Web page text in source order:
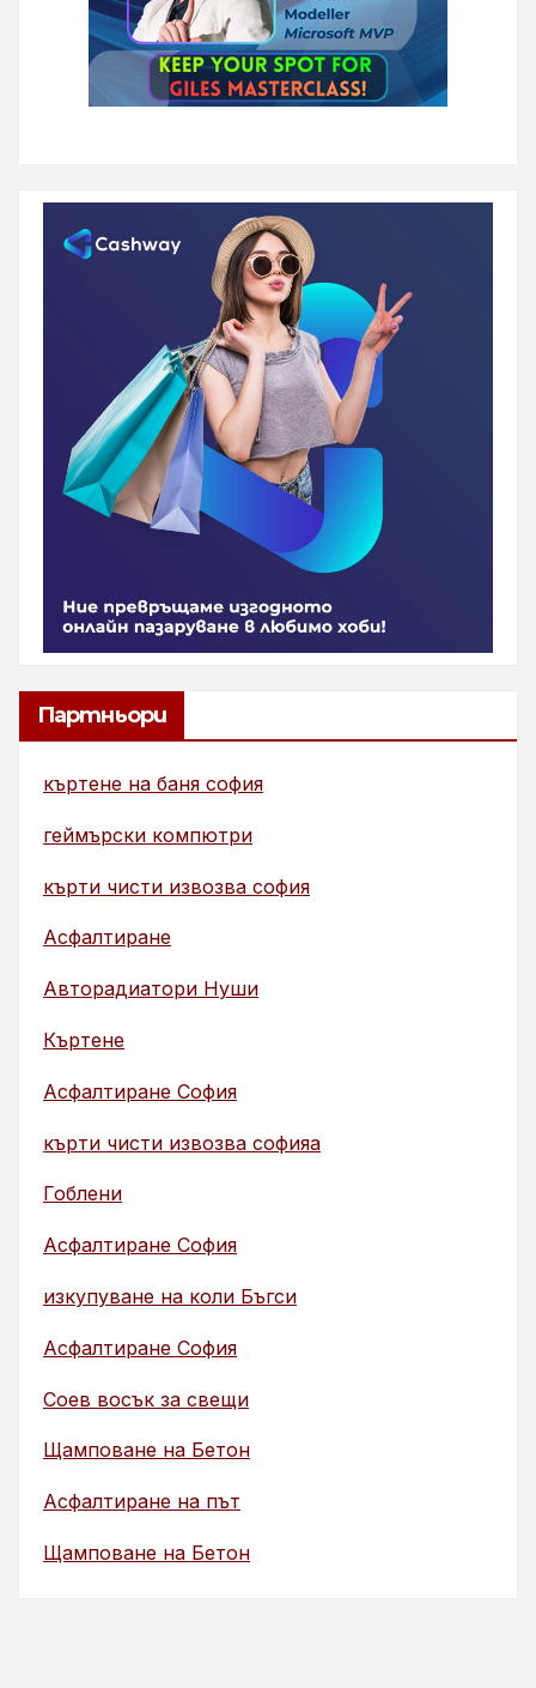
Партньори
къртене на баня софия
геймърски компютри
кърти чисти извозва софия
Асфалтиране
Авторадиатори Нуши
Къртене
Асфалтиране София
кърти чисти извозва софияа
Гоблени
Асфалтиране София
изкупуване на коли Бъгси
Асфалтиране София
Соев восък за свещи
Щамповане на Бетон
Асфалтиране на път
Щамповане на Бетон